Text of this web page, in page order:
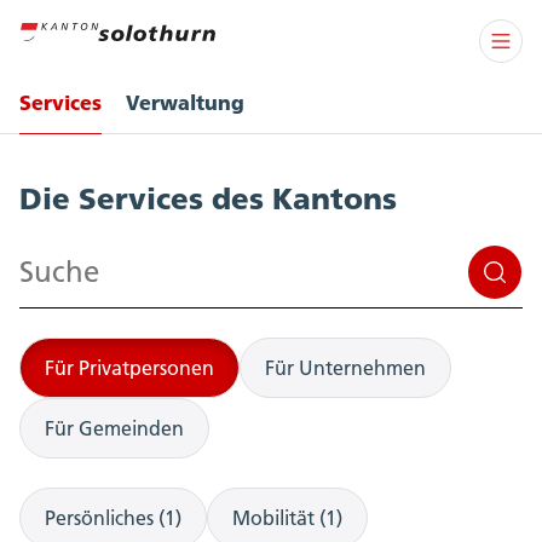
Services Verwaltung
Die Services des Kantons
Suchen
Für Privatpersonen Für Unternehmen
Für Gemeinden
Persönliches (1) Mobilität (1)